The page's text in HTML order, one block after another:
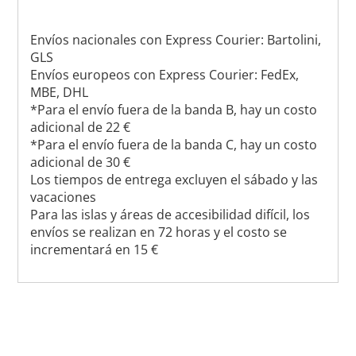
Envíos nacionales con Express Courier: Bartolini,
GLS
Envíos europeos con Express Courier: FedEx,
MBE, DHL
*Para el envío fuera de la banda B, hay un costo
adicional de 22 €
*Para el envío fuera de la banda C, hay un costo
adicional de 30 €
Los tiempos de entrega excluyen el sábado y las
vacaciones
Para las islas y áreas de accesibilidad difícil, los
envíos se realizan en 72 horas y el costo se
incrementará en 15 €